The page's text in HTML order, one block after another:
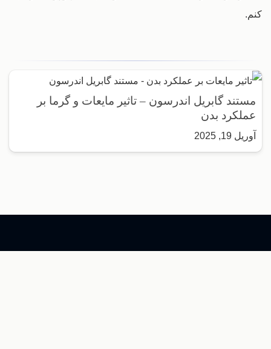
کنم.
مستند گابریل اندرسون – تاثیر مایعات و گرما بر
عملکرد بدن
آوریل 19, 2025